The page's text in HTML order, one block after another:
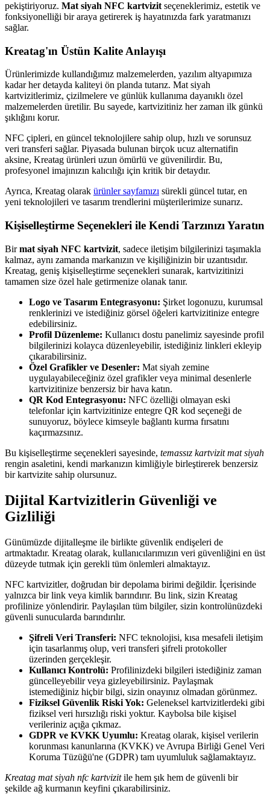
pekiştiriyoruz. Mat siyah NFC kartvizit seçeneklerimiz, estetik ve
fonksiyonelliği bir araya getirerek iş hayatınızda fark yaratmanızı
sağlar.
Kreatag'ın Üstün Kalite Anlayışı
Ürünlerimizde kullandığımız malzemelerden, yazılım altyapımıza
kadar her detayda kaliteyi ön planda tutarız. Mat siyah
kartvizitlerimiz, çizilmelere ve günlük kullanıma dayanıklı özel
malzemelerden üretilir. Bu sayede, kartvizitiniz her zaman ilk günkü
şıklığını korur.
NFC çipleri, en güncel teknolojilere sahip olup, hızlı ve sorunsuz
veri transferi sağlar. Piyasada bulunan birçok ucuz alternatifin
aksine, Kreatag ürünleri uzun ömürlü ve güvenilirdir. Bu,
profesyonel imajınızın kalıcılığı için kritik bir detaydır.
Ayrıca, Kreatag olarak ürünler sayfamızı sürekli güncel tutar, en
yeni teknolojileri ve tasarım trendlerini müşterilerimize sunarız.
Kişiselleştirme Seçenekleri ile Kendi Tarzınızı Yaratın
Birmat siyah NFC kartvizit, sadece iletişim bilgilerinizi taşımakla
kalmaz, aynı zamanda markanızın ve kişiliğinizin bir uzantısıdır.
Kreatag, geniş kişiselleştirme seçenekleri sunarak, kartvizitinizi
tamamen size özel hale getirmenize olanak tanır.
Logo ve Tasarım Entegrasyonu: Şirket logonuzu, kurumsal
renklerinizi ve istediğiniz görsel öğeleri kartvizitinize entegre
edebilirsiniz.
Profil Düzenleme: Kullanıcı dostu panelimiz sayesinde profil
bilgilerinizi kolayca düzenleyebilir, istediğiniz linkleri ekleyip
çıkarabilirsiniz.
Özel Grafikler ve Desenler: Mat siyah zemine
uygulayabileceğiniz özel grafikler veya minimal desenlerle
kartvizitinize benzersiz bir hava katın.
QR Kod Entegrasyonu: NFC özelliği olmayan eski
telefonlar için kartvizitinize entegre QR kod seçeneği de
sunuyoruz, böylece kimseyle bağlantı kurma fırsatını
kaçırmazsınız.
Bu kişiselleştirme seçenekleri sayesinde, temassız kartvizit mat siyah
rengin asaletini, kendi markanızın kimliğiyle birleştirerek benzersiz
bir kartvizite sahip olursunuz.
Dijital Kartvizitlerin Güvenliği ve
Gizliliği
Günümüzde dijitalleşme ile birlikte güvenlik endişeleri de
artmaktadır. Kreatag olarak, kullanıcılarımızın veri güvenliğini en üst
düzeyde tutmak için gerekli tüm önlemleri almaktayız.
NFC kartvizitler, doğrudan bir depolama birimi değildir. İçerisinde
yalnızca bir link veya kimlik barındırır. Bu link, sizin Kreatag
profilinize yönlendirir. Paylaşılan tüm bilgiler, sizin kontrolünüzdeki
güvenli sunucularda barındırılır.
Şifreli Veri Transferi: NFC teknolojisi, kısa mesafeli iletişim
için tasarlanmış olup, veri transferi şifreli protokoller
üzerinden gerçekleşir.
Kullanıcı Kontrolü: Profilinizdeki bilgileri istediğiniz zaman
güncelleyebilir veya gizleyebilirsiniz. Paylaşmak
istemediğiniz hiçbir bilgi, sizin onayınız olmadan görünmez.
Fiziksel Güvenlik Riski Yok: Geleneksel kartvizitlerdeki gibi
fiziksel veri hırsızlığı riski yoktur. Kaybolsa bile kişisel
verileriniz açığa çıkmaz.
GDPR ve KVKK Uyumlu: Kreatag olarak, kişisel verilerin
korunması kanunlarına (KVKK) ve Avrupa Birliği Genel Veri
Koruma Tüzüğü'ne (GDPR) tam uyumluluk sağlamaktayız.
Kreatag mat siyah nfc kartvizitile hem şık hem de güvenli bir
şekilde ağ kurmanın keyfini çıkarabilirsiniz.